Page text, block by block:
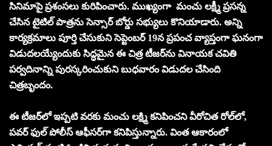
సినిమాపై ప్రశంసలు కురిపించారు. ముఖ్యంగా మంచు లక్ష్మీ ప్రసన్న
చేసిన టైటిల్ పాత్రను సెన్సార్ బోర్డు సభ్యులు కొనియాడారు. అన్ని
కార్యక్రమాలు పూర్తి చేసుకుని సెప్టెంబర్ 19న ప్రపంచ వ్యాప్తంగా ఘనంగా
విడుదలయ్యేందుకు సిద్ధమైన ఈ చిత్ర టీజర్‌ను వినాయక చవితి
పర్వదినాన్ని పురస్కరించుకుని బుధవారం విడుదల చేసింది
చిత్రబృందం.
ఈ టీజర్‌లో ఇప్పటి వరకు మంచు లక్ష్మి కనిపించని వీరోచిత రోల్‌లో,
పవర్ ఫుల్ పోలీస్ ఆఫీసర్‌గా కనిపిస్తున్నారు. వింత ఆకారంలో